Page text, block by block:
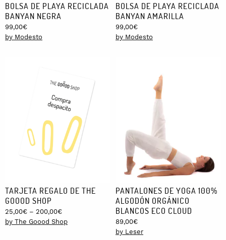
BOLSA DE PLAYA RECICLADA
BANYAN NEGRA
99,00€
by Modesto
BOLSA DE PLAYA RECICLADA
BANYAN AMARILLA
99,00€
by Modesto
TARJETA REGALO DE THE
GOOOD SHOP
25,00€ – 200,00€Price
range:
by The Goood Shop
PANTALONES DE YOGA 100%
ALGODÓN ORGÁNICO
BLANCOS ECO CLOUD
89,00€
by Leser